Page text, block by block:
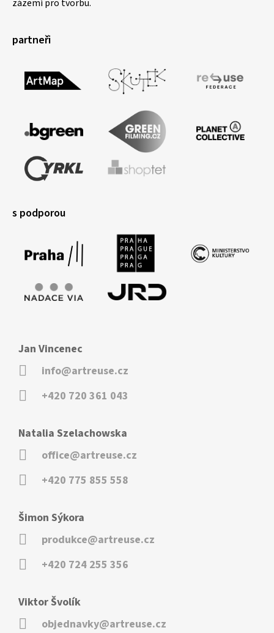
zázemí pro tvorbu.
partneři
s podporou
Jan Vincenec
info@artreuse.cz
+420 720 361 043
Natalia Szelachowska
office@artreuse.cz
+420 775 855 558
Šimon Sýkora
produkce@artreuse.cz
+420 724 255 356
Viktor Švolík
objednavky@artreuse.cz